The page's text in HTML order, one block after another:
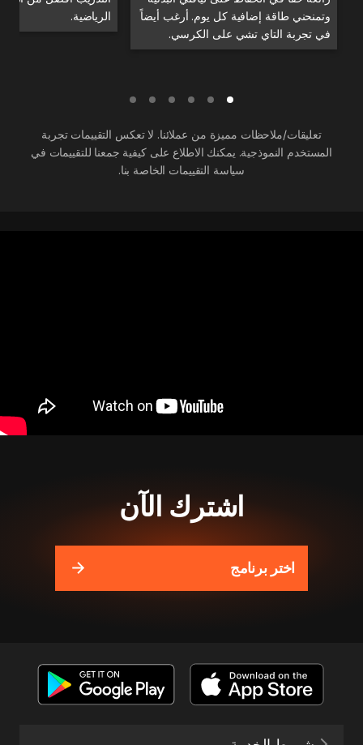
وتمنحني طاقة إضافية كل يوم. أرغب أيضاً
في تجربة التاي تشي على الكرسي.
الرياضية.
تعليقات/ملاحظات مميزة من عملائنا. لا تعكس التقييمات تجربة
المستخدم النموذجية. يمكنك الاطلاع على كيفية جمعنا للتقييمات في
سياسة التقييمات الخاصة بنا.
اشترك الآن
اختر برنامج